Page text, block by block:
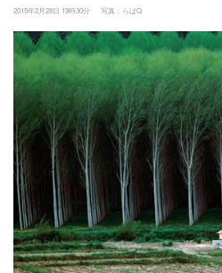
2015年2月28日 19時30分
写真：らばQ